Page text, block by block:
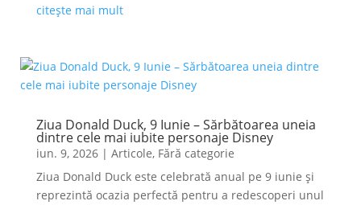
citește mai mult
Ziua Donald Duck, 9 Iunie – Sărbătoarea uneia
dintre cele mai iubite personaje Disney
iun. 9, 2026| Articole, Fără categorie
Ziua Donald Duck este celebrată anual pe 9 iunie și
reprezintă ocazia perfectă pentru a redescoperi unul